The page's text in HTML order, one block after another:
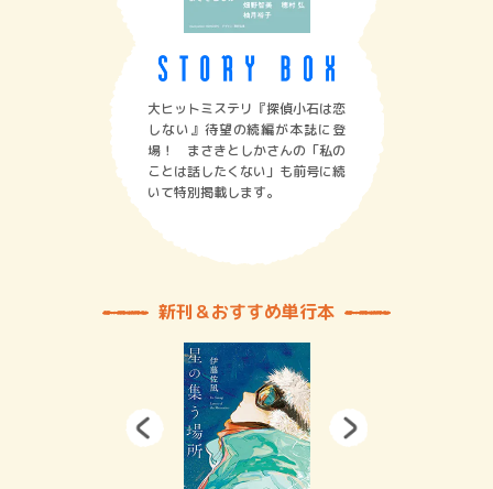
大ヒットミステリ『探偵小石は恋
しない』待望の続編が本誌に登
場！ まさきとしかさんの「私の
ことは話したくない」も前号に続
いて特別掲載します。
新刊＆おすすめ単行本